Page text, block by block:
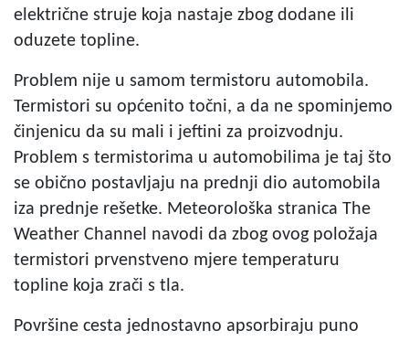
električne struje koja nastaje zbog dodane ili
oduzete topline.
Problem nije u samom termistoru automobila.
Termistori su općenito točni, a da ne spominjemo
činjenicu da su mali i jeftini za proizvodnju.
Problem s termistorima u automobilima je taj što
se obično postavljaju na prednji dio automobila
iza prednje rešetke. Meteorološka stranica The
Weather Channel navodi da zbog ovog položaja
termistori prvenstveno mjere temperaturu
topline koja zrači s tla.
Površine cesta jednostavno apsorbiraju puno